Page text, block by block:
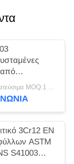
χάλυβα
Διαπραγματεύσιμα MOQ:1 τόνος
3Cr12 EN
ASTM
S41003